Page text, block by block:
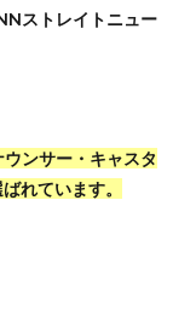
ストレイトニュー
ンサー・キャスタ
れています。